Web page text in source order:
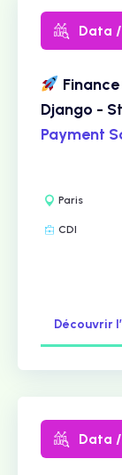
Data
Django -
Payment
Paris
CDI
Découvrir
Data